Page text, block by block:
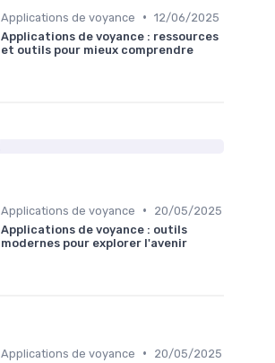
Applications de voyance • 12/06/2025
Applications de voyance : ressources
et outils pour mieux comprendre
Applications de voyance •
20/05/2025
Applications de voyance : outils
modernes pour explorer l'avenir
Applications de voyance •
20/05/2025